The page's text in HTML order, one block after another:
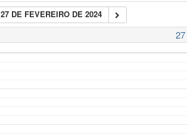
27 DE FEVEREIRO DE 2024
27